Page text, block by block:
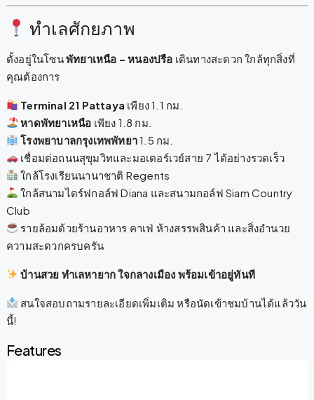
ทำเลศักยภาพ
ตั้งอยู่ในโซนพัทยาเหนือ – หนองปรือ เดินทางสะดวก ใกล้ทุกสิ่งที่
คุณต้องการ
Terminal 21 Pattaya เพียง 1.1 กม.
หาดพัทยาเหนือ เพียง 1.8 กม.
โรงพยาบาลกรุงเทพพัทยา1.5 กม.
เชื่อมต่อถนนสุขุมวิทและมอเตอร์เวย์สาย 7 ได้อย่างรวดเร็ว
ใกล้โรงเรียนนานาชาติ Regents
ใกล้สนามไดร์ฟกอล์ฟ Diana และสนามกอล์ฟ Siam Country
Club
รายล้อมด้วยร้านอาหาร คาเฟ่ ห้างสรรพสินค้า และสิ่งอำนวย
ความสะดวกครบครัน
บ้านสวย ทำเลหายาก ใจกลางเมือง พร้อมเข้าอยู่ทันที
สนใจสอบถามรายละเอียดเพิ่มเติม หรือนัดเข้าชมบ้านได้แล้ววัน
นี้!
Features